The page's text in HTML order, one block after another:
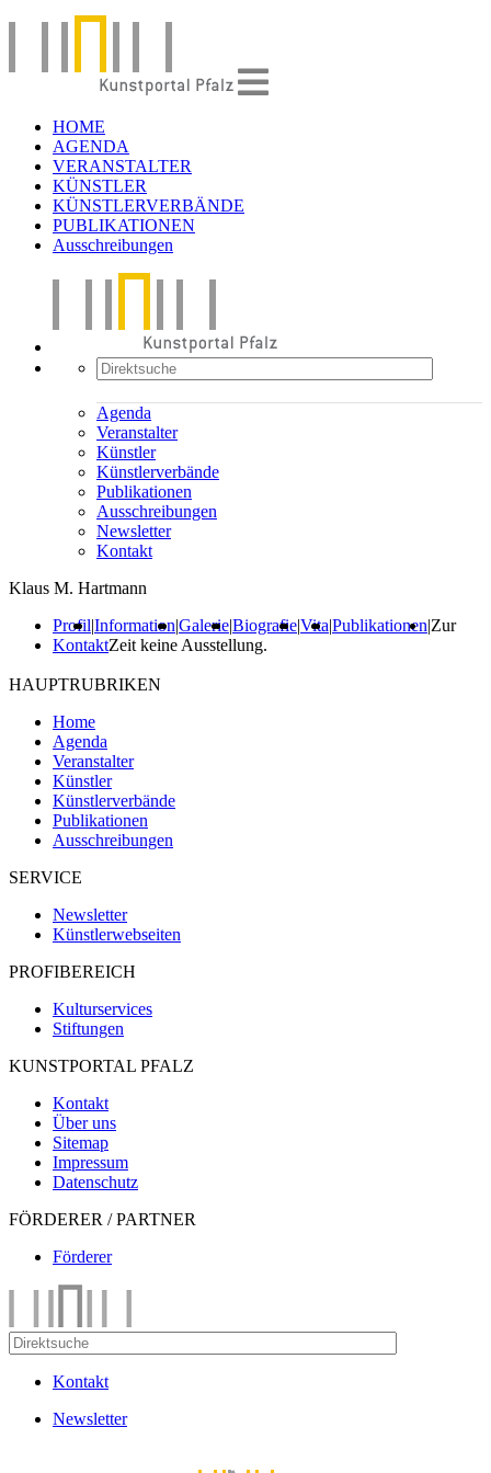
HOME
AGENDA
VERANSTALTER
KÜNSTLER
KÜNSTLERVERBÄNDE
PUBLIKATIONEN
Ausschreibungen
Agenda
Veranstalter
Künstler
Künstlerverbände
Publikationen
Ausschreibungen
Newsletter
Kontakt
Klaus M. Hartmann
Profil|Information|Galerie|Biografie|Vita|Publikationen|
Kontakt
Zur
Zeit keine Ausstellung.
HAUPTRUBRIKEN
Home
Agenda
Veranstalter
Künstler
Künstlerverbände
Publikationen
Ausschreibungen
SERVICE
Newsletter
Künstlerwebseiten
PROFIBEREICH
Kulturservices
Stiftungen
KUNSTPORTAL PFALZ
Kontakt
Über uns
Sitemap
Impressum
Datenschutz
FÖRDERER / PARTNER
Förderer
Kontakt
Newsletter